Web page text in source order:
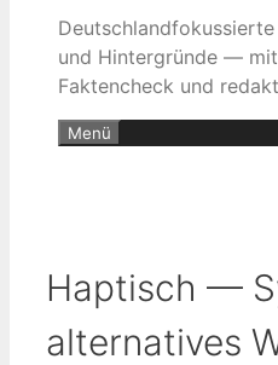
und Hintergründe —
Faktencheck und
Menü
Haptisch —
alternatives